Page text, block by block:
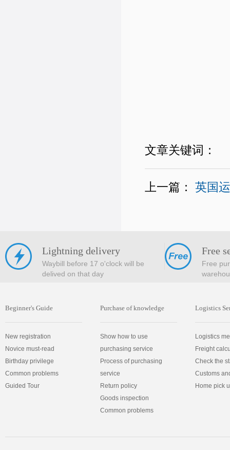
文章关键词：
上一篇： 英国
Lightning delivery
Waybill before 17 o'clock will be
delived on that day
Free
Free
Beginner's Guide
New registration
Novice must-read
Birthday privilege
Common problems
Guided Tour
Purchase of knowledge
Show how to use
purchasing service
Process of purchasing
service
Return policy
Goods inspection
Common problems
Logistics
Logistics
Freight
Check the
Customs
Home pick